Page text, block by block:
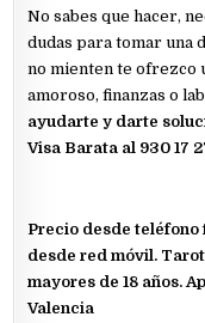
No sabes que hacer,
dudas para tomar una
no mienten te ofrezco
amoroso, finanzas o
ayudarte y darte
Visa Barata al 930 17
Precio desde teléfono
desde red móvil.
mayores de 18 años.
Valencia